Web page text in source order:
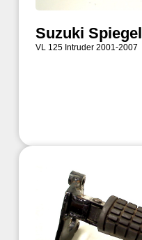
Suzuki
VL 125 Intruder 2001-2007